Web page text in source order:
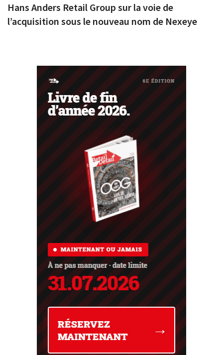
Hans Anders Retail Group sur la voie de
l’acquisition sous le nouveau nom de Nexeye